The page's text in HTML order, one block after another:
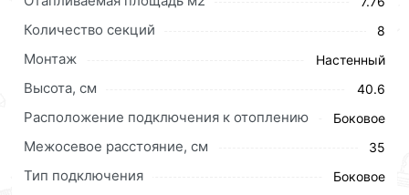
Количество секций 8
Монтаж Настенный
Высота, см 40.6
Расположение подключения к отоплению Боковое
Межосевое расстояние, см 35
Тип подключения Боковое